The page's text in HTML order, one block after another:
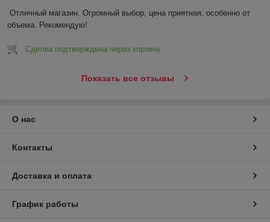
Отличный магазин. Огромный выбор, цена приятная, особенно от
объема. Рекомендую!
Сделка подтверждена через корзину
Показать все отзывы
О нас
Контакты
Доставка и оплата
График работы